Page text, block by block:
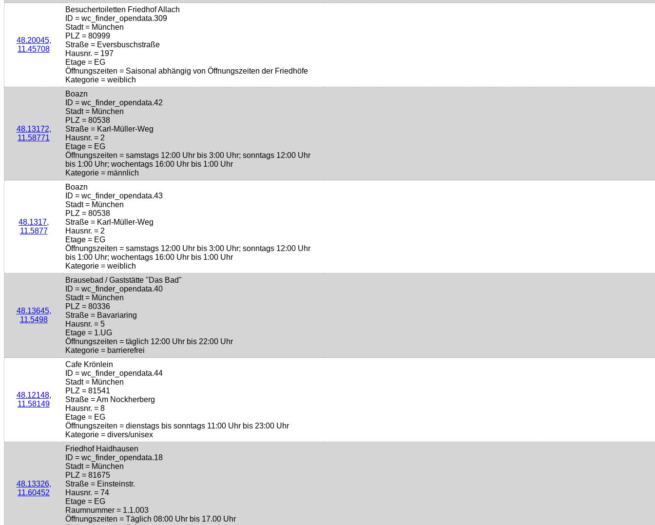
48.20045,
11.45708
Besuchertoiletten Friedhof Allach
ID = wc_finder_opendata.309
Stadt = München
PLZ = 80999
Straße = Eversbuschstraße
Hausnr. = 197
Etage = EG
Öffnungszeiten = Saisonal abhängig von Öffnungszeiten der Friedhöfe
Kategorie = weiblich
48.13172,
11.58771
Boazn
ID = wc_finder_opendata.42
Stadt = München
PLZ = 80538
Straße = Karl-Müller-Weg
Hausnr. = 2
Etage = EG
Öffnungszeiten = samstags 12:00 Uhr bis 3:00 Uhr; sonntags 12:00 Uhr
bis 1:00 Uhr; wochentags 16:00 Uhr bis 1:00 Uhr
Kategorie = männlich
48.1317,
11.5877
Boazn
ID = wc_finder_opendata.43
Stadt = München
PLZ = 80538
Straße = Karl-Müller-Weg
Hausnr. = 2
Etage = EG
Öffnungszeiten = samstags 12:00 Uhr bis 3:00 Uhr; sonntags 12:00 Uhr
bis 1:00 Uhr; wochentags 16:00 Uhr bis 1:00 Uhr
Kategorie = weiblich
48.13645,
11.5498
Brausebad / Gaststätte "Das Bad"
ID = wc_finder_opendata.40
Stadt = München
PLZ = 80336
Straße = Bavariaring
Hausnr. = 5
Etage = 1.UG
Öffnungszeiten = täglich 12:00 Uhr bis 22:00 Uhr
Kategorie = barrierefrei
48.12148,
11.58149
Cafe Krönlein
ID = wc_finder_opendata.44
Stadt = München
PLZ = 81541
Straße = Am Nockherberg
Hausnr. = 8
Etage = EG
Öffnungszeiten = dienstags bis sonntags 11:00 Uhr bis 23:00 Uhr
Kategorie = divers/unisex
48.13326,
11.60452
Friedhof Haidhausen
ID = wc_finder_opendata.18
Stadt = München
PLZ = 81675
Straße = Einsteinstr.
Hausnr. = 74
Etage = EG
Raumnummer = 1.1.003
Öffnungszeiten = Täglich 08:00 Uhr bis 17.00 Uhr